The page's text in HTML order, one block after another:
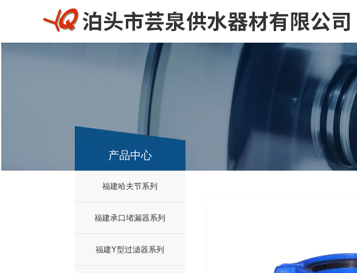
产品中心
福建哈夫节系列
福建承口堵漏器系列
福建Y型过滤器系列